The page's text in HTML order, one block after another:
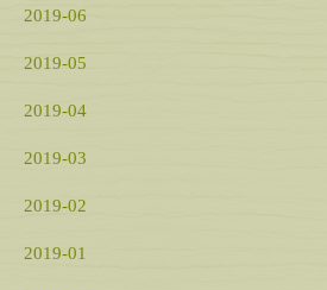
2019-06
2019-05
2019-04
2019-03
2019-02
2019-01